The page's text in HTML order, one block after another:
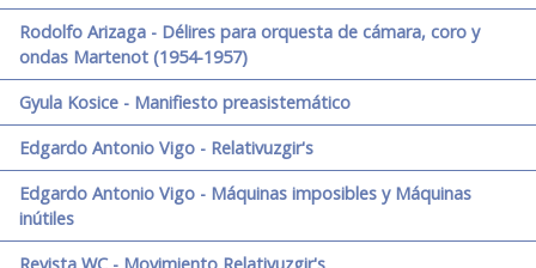
Rodolfo Arizaga - Délires para orquesta de cámara, coro y
ondas Martenot (1954-1957)
Gyula Kosice - Manifiesto preasistemático
Edgardo Antonio Vigo - Relativuzgir's
Edgardo Antonio Vigo - Máquinas imposibles y Máquinas
inútiles